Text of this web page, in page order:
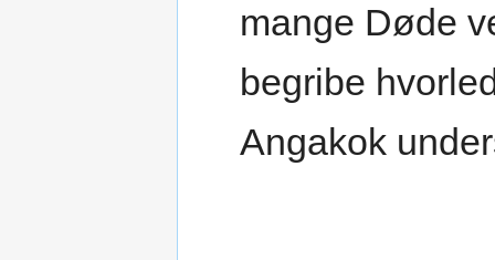
mange Døde
begribe
Angakok